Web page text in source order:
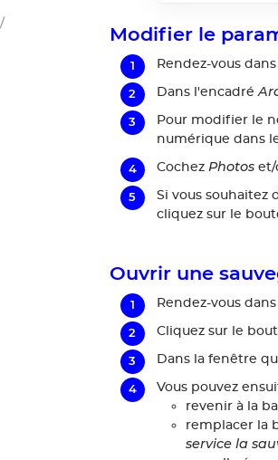
Modifier le
Rendez-vous
Dans l'encadré
Pour modifier le
numérique dans
Cochez Photoset/
Si vous
cliquez sur le
Ouvrir une
Rendez-vous
Cliquez sur le
Dans la fenêtre
Vous pouvez
revenir à la
remplacer la
service la